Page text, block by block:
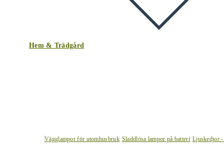
Hem & Trädgård
Vägglampor för utomhusbruk Sladdlösa lampor på batteri Ljuskedjor